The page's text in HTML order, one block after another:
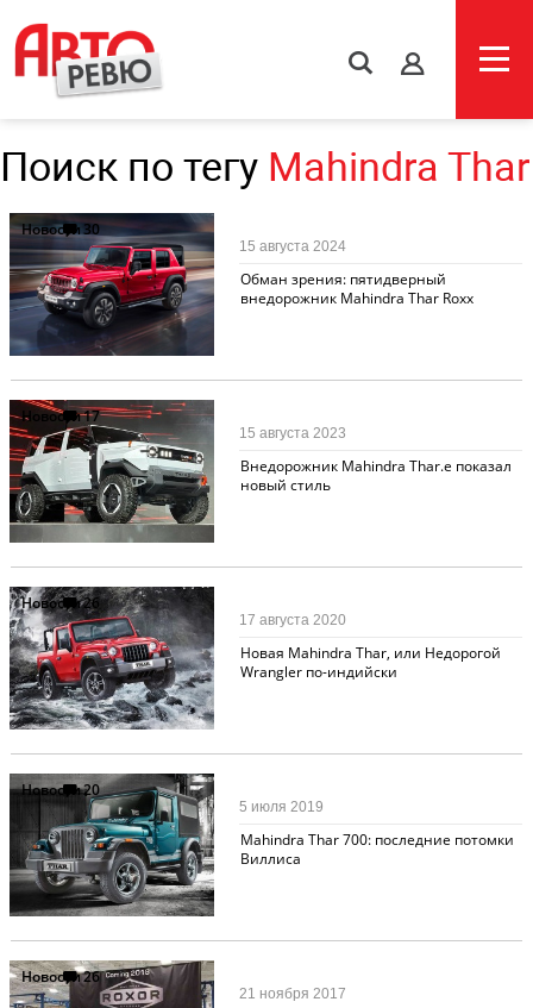
s
Поиск по тегу Mahindra Thar
Новости30
Обман зрения: пятидверный
внедорожник Mahindra Thar Roxx
15 августа 2024
Новости17
Внедорожник Mahindra Thar.e показал
новый стиль
15 августа 2023
Новости26
Новая Mahindra Thar, или Недорогой
Wrangler по-индийски
17 августа 2020
Новости20
Mahindra Thar 700: последние потомки
Виллиса
5 июля 2019
Новости26
21 ноября 2017